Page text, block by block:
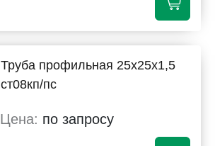
Труба профильная 25х25х1,5
ст08кп/пс
по запросу